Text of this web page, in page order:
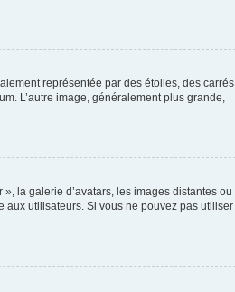
représentée par des étoiles, des carrés
L’autre image, généralement plus grande,
la galerie d’avatars, les images distantes ou
aux utilisateurs. Si vous ne pouvez pas utiliser